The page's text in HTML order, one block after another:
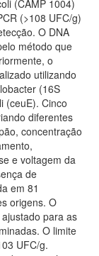
(CAMP 1004)
(>108 UFC/g)
O DNA
método que
o
utilizando
(16S
(ceuE). Cinco
diferentes
concentração
e voltagem da
de
em 81
origens. O
para as
O limite
UFC/g.